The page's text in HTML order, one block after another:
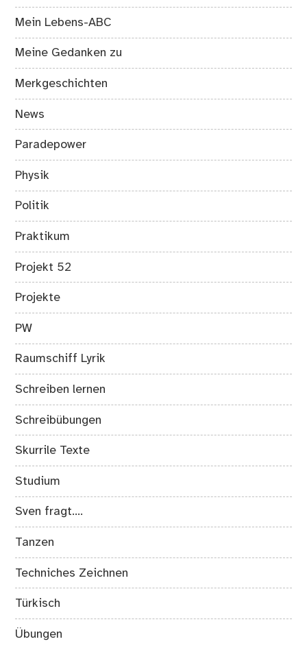
Mein Lebens-ABC
Meine Gedanken zu
Merkgeschichten
News
Paradepower
Physik
Politik
Praktikum
Projekt 52
Projekte
PW
Raumschiff Lyrik
Schreiben lernen
Schreibübungen
Skurrile Texte
Studium
Sven fragt….
Tanzen
Techniches Zeichnen
Türkisch
Übungen